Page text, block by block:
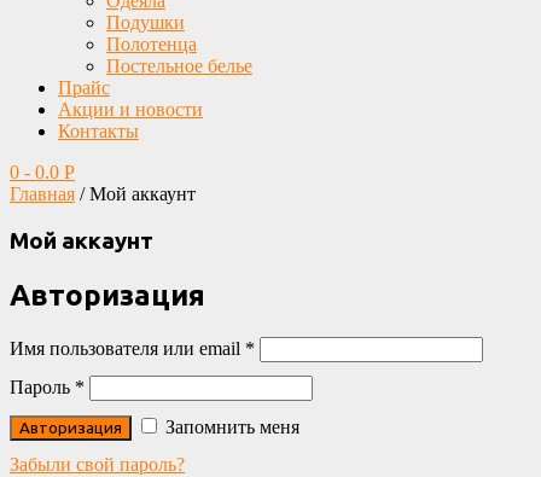
Подушки
Полотенца
Постельное белье
Прайс
Акции и новости
Контакты
0 - 0.0 Р
Главная /Мой аккаунт
Мой аккаунт
Авторизация
Имя пользователя или email *
Пароль *
Запомнить меня
Забыли свой пароль?